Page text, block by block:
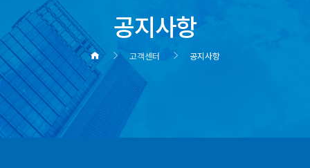
공지사항
고객센터 공지사항